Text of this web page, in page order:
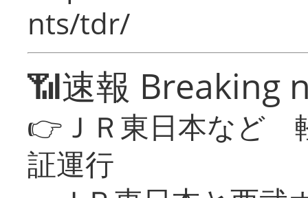
nts/tdr/
📶速報 Breaking
👉ＪＲ東日本など
証運行